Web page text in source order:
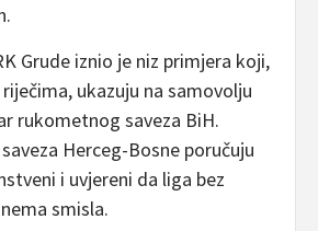
Grude iznio je niz primjera koji,
ukazuju na samovolju
rukometnog saveza BiH.
Herceg-Bosne poručuju
i uvjereni da liga bez
smisla.